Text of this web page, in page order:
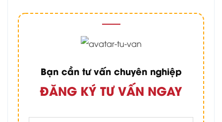
Bạn cần tư vấn chuyên nghiệp
ĐĂNG KÝ TƯ VẤN NGAY